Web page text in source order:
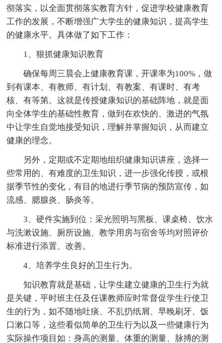
彻落实，以全面贯彻落实教育方针，促进学校健康教育
工作的发展，不断增强广大学生的健康知识，提高学生
的健康水平。具体做了如下工作：
1、狠抓健康知识教育
确保每周三晨会上健康教育课，开课率为100%，做
到有课本、有教师、有计划、有教案、有课时、有考
核、有等第。这就是传授健康知识的基础阵地，就是面
向全体学生的基础性教育，做到在欢快的、激进的气氛
中让学生自觉地接受知识，理解并掌握知识，从而建立
健康的理念。
另外，定期或不定期地组织健康知识讲座，选择一
些常用的、有难度的卫生知识，进一步强化传授，或根
据季节性的变化，有目的地进行季节病的预防宣传，如
流感、腮腺炎、肠炎等。
3、硬件实施到位：采光照明与黑板、课桌椅、饮水
与洗漱设施、厕所设施、教学用房与宿舍等均对照评价
标准进行添置、改善。
4、培养学生良好的卫生行为。
知识教育就是基础，让学生建立健康的卫生行为就
是关键，平时班主任及任课教师应时常督促学生行使卫
生的行为，如不随地吐痰、不乱扔纸屑、早晚刷牙、饭
口漱口等，这些看似简单的卫生行为以及一些健康行为
实际操作项目如：身高的测量、体重的测量、脉搏的测